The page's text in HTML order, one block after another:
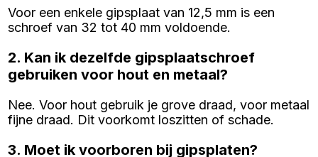
Voor een enkele gipsplaat van 12,5 mm is een
schroef van 32 tot 40 mm voldoende.
2. Kan ik dezelfde gipsplaatschroef
gebruiken voor hout en metaal?
Nee. Voor hout gebruik je grove draad, voor metaal
fijne draad. Dit voorkomt loszitten of schade.
3. Moet ik voorboren bij gipsplaten?